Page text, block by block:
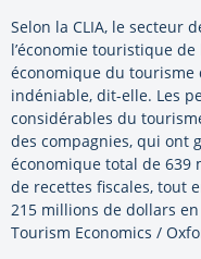
Selon la CLIA, le secteur
l’économie touristique de
économique du tourisme
indéniable, dit-elle. Les
considérables du
des compagnies, qui ont
économique total de 639
de recettes fiscales, tout
215 millions de dollars
Tourism Economics /